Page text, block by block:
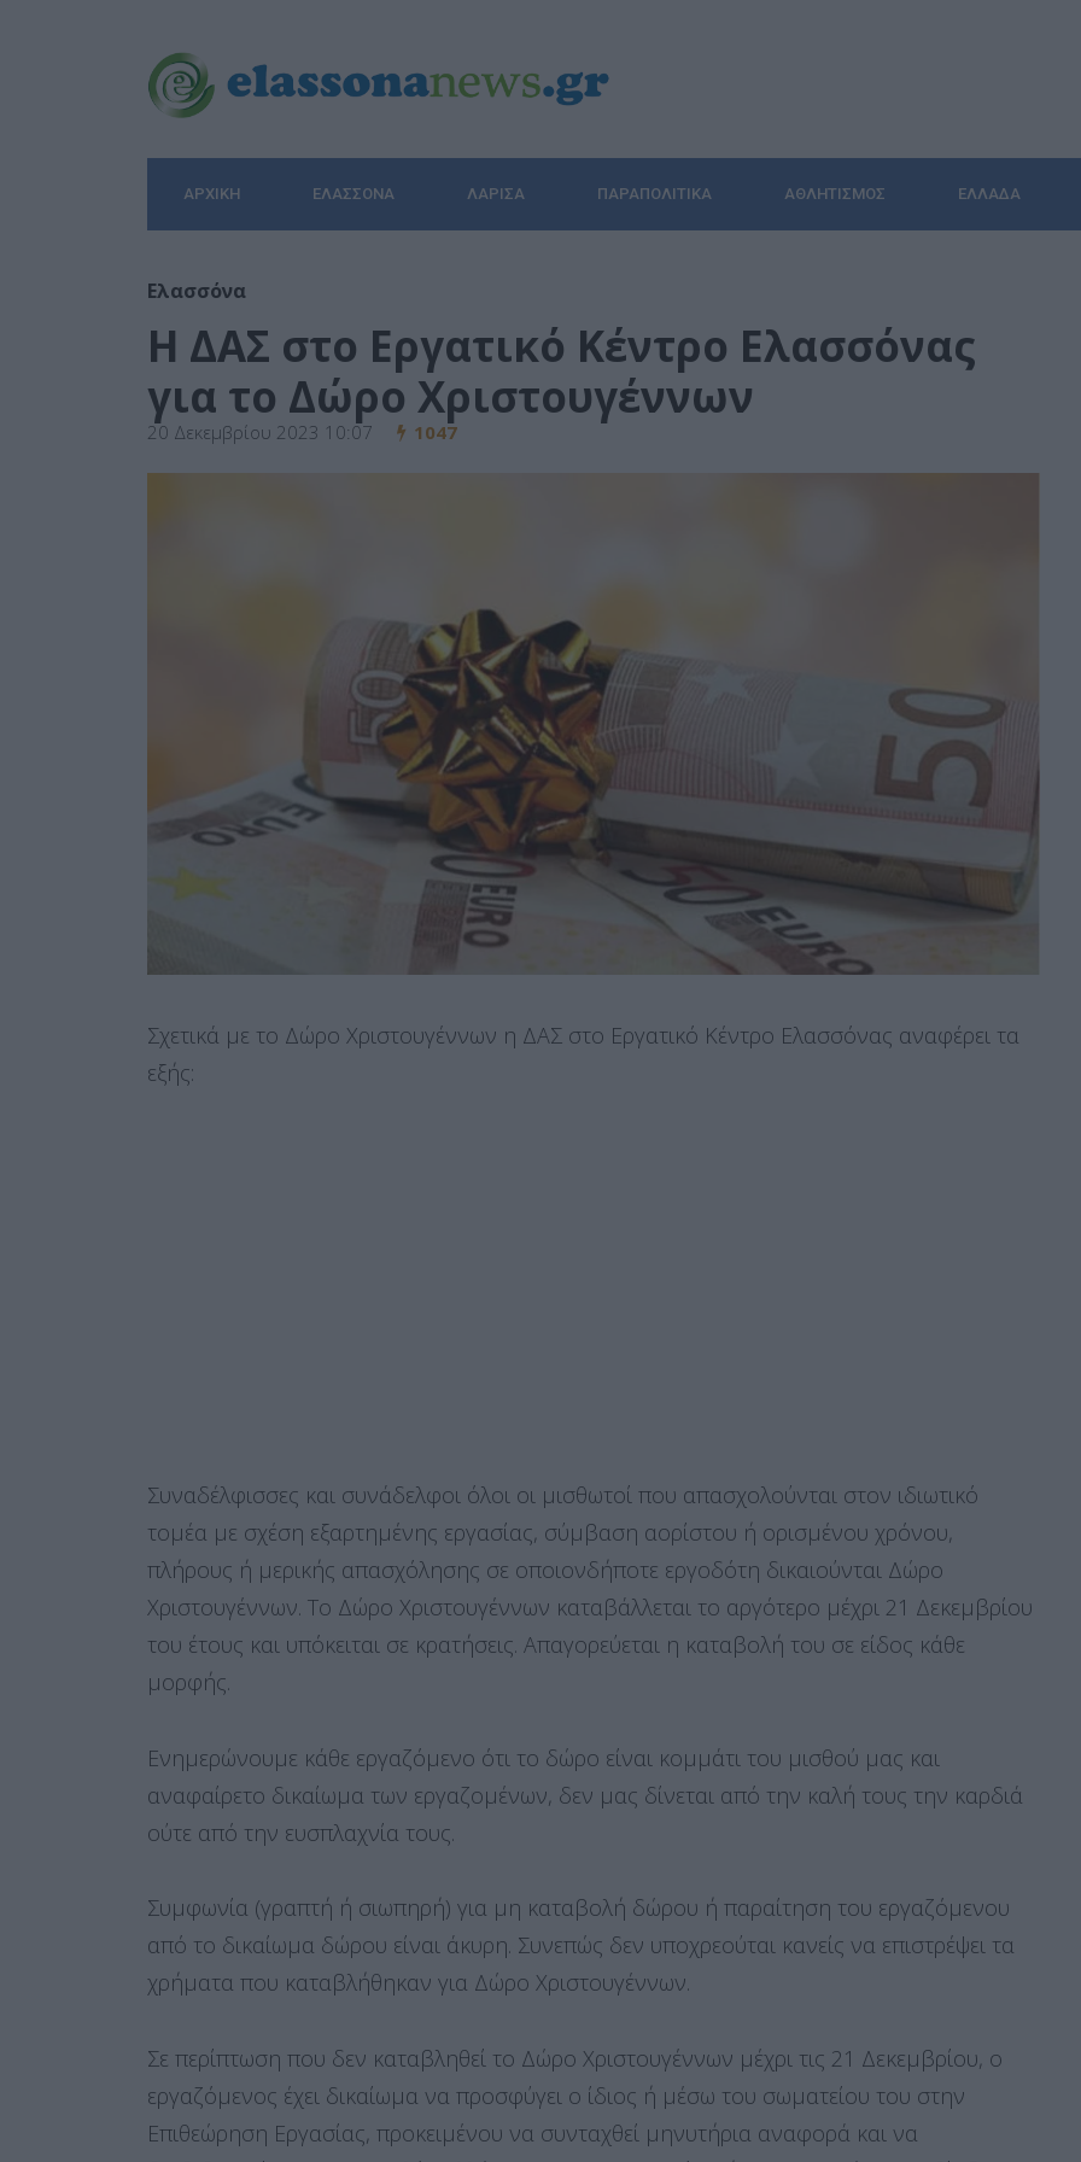
ΑΡΧΙΚΉ ΕΛΑΣΣΌΝΑ ΛΆΡΙΣΑ ΠΑΡΑΠΟΛΙΤΙΚΆ ΑΘΛΗΤΙΣΜΌΣ ΕΛΛΆΔΑ
Ελασσόνα
Η ΔΑΣ στο Εργατικό Κέντρο Ελασσόνας
για το Δώρο Χριστουγέννων
20 Δεκεμβρίου 2023 10:07 1047
Σχετικά με το Δώρο Χριστουγέννων η ΔΑΣ στο Εργατικό Κέντρο Ελασσόνας αναφέρει τα
εξής:
Συναδέλφισσες και συνάδελφοι όλοι οι μισθωτοί που απασχολούνται στον ιδιωτικό
τομέα με σχέση εξαρτημένης εργασίας, σύμβαση αορίστου ή ορισμένου χρόνου,
πλήρους ή μερικής απασχόλησης σε οποιονδήποτε εργοδότη δικαιούνται Δώρο
Χριστουγέννων. Το Δώρο Χριστουγέννων καταβάλλεται το αργότερο μέχρι 21 Δεκεμβρίου
του έτους και υπόκειται σε κρατήσεις. Απαγορεύεται η καταβολή του σε είδος κάθε
μορφής.
Ενημερώνουμε κάθε εργαζόμενο ότι το δώρο είναι κομμάτι του μισθού μας και
αναφαίρετο δικαίωμα των εργαζομένων, δεν μας δίνεται από την καλή τους την καρδιά
ούτε από την ευσπλαχνία τους.
Συμφωνία (γραπτή ή σιωπηρή) για μη καταβολή δώρου ή παραίτηση του εργαζόμενου
από το δικαίωμα δώρου είναι άκυρη. Συνεπώς δεν υποχρεούται κανείς να επιστρέψει τα
χρήματα που καταβλήθηκαν για Δώρο Χριστουγέννων.
Σε περίπτωση που δεν καταβληθεί το Δώρο Χριστουγέννων μέχρι τις 21 Δεκεμβρίου, ο
εργαζόμενος έχει δικαίωμα να προσφύγει ο ίδιος ή μέσω του σωματείου του στην
Επιθεώρηση Εργασίας, προκειμένου να συνταχθεί μηνυτήρια αναφορά και να